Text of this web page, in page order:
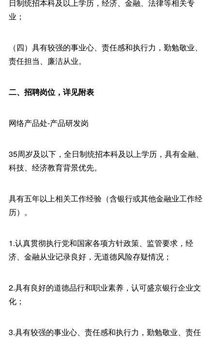
日制统招本科及以上学历，经济、金融、法律等相关专
业；
（四）具有较强的事业心、责任感和执行力，勤勉敬业、
责任担当、廉洁从业。
二、招聘岗位，详见附表
网络产品处-产品研发岗
35周岁及以下，全日制统招本科及以上学历，具有金融、
科技、经济教育背景优先。
具有五年以上相关工作经验（含银行或其他金融业工作经
历）。
1.认真贯彻执行党和国家各项方针政策、监管要求，经
济、金融从业记录良好，无道德风险存疑情况；
2.具有良好的道德品行和职业素养，认可盛京银行企业文
化；
3.具有较强的事业心、责任感和执行力，勤勉敬业、责任